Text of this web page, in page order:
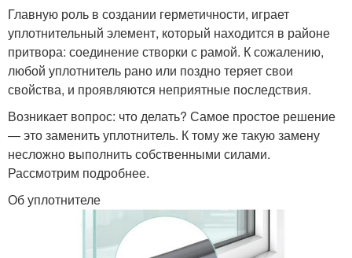
Главную роль в создании герметичности, играет
уплотнительный элемент, который находится в районе
притвора: соединение створки с рамой. К сожалению,
любой уплотнитель рано или поздно теряет свои
свойства, и проявляются неприятные последствия.
Возникает вопрос: что делать? Самое простое решение
― это заменить уплотнитель. К тому же такую замену
несложно выполнить собственными силами.
Рассмотрим подробнее.
Об уплотнителе